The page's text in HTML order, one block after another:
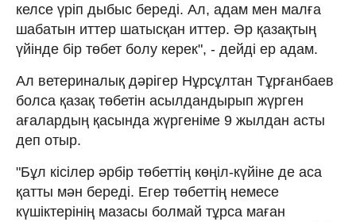
келсе үріп дыбыс береді. Ал, адам мен малға
шабатын иттер шатысқан иттер. Әр қазақтың
үйінде бір төбет болу керек", - дейді ер адам.
Ал ветериналық дәрігер Нұрсұлтан Тұрғанбаев
болса қазақ төбетін асылдандырып жүрген
ағалардың қасында жүргеніме 9 жылдан асты
деп отыр.
"Бұл кісілер әрбір төбеттің көңіл-күйіне де аса
қатты мән береді. Егер төбеттің немесе
күшіктерінің мазасы болмай тұрса маған